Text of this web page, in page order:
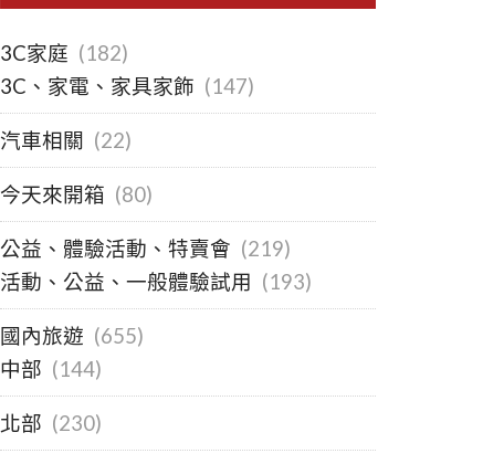
3C家庭 (182)
3C、家電、家具家飾 (147)
汽車相關 (22)
今天來開箱 (80)
公益、體驗活動、特賣會 (219)
活動、公益、一般體驗試用 (193)
國內旅遊 (655)
中部 (144)
北部 (230)